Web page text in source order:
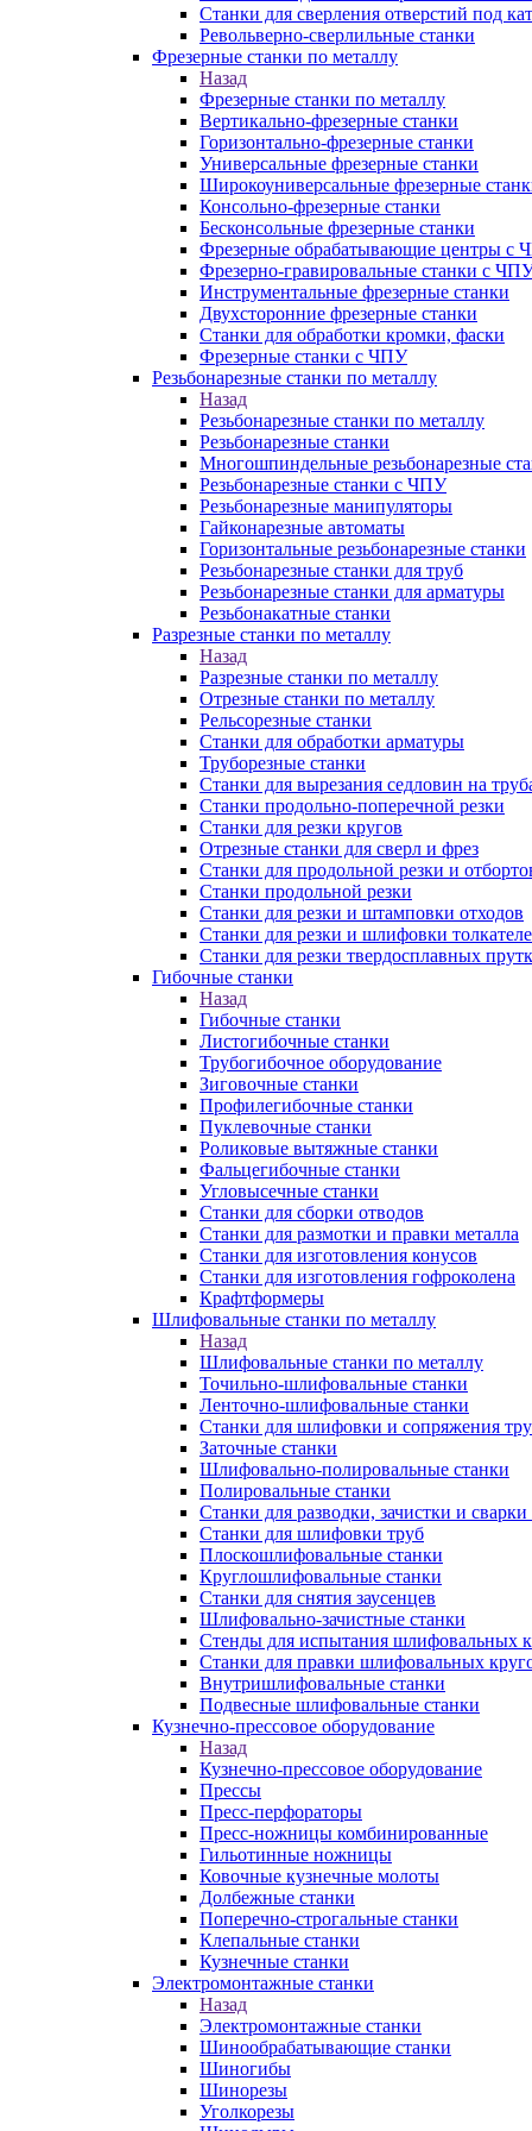
Станки для сверления отверстий под
Револьверно-сверлильные станки
Фрезерные станки по металлу
Назад
Фрезерные станки по металлу
Вертикально-фрезерные станки
Горизонтально-фрезерные станки
Универсальные фрезерные станки
Широкоуниверсальные фрезерные
Консольно-фрезерные станки
Бесконсольные фрезерные станки
Фрезерные обрабатывающие центры с
Фрезерно-гравировальные станки с
Инструментальные фрезерные станки
Двухсторонние фрезерные станки
Станки для обработки кромки, фаски
Фрезерные станки с ЧПУ
Резьбонарезные станки по металлу
Назад
Резьбонарезные станки по металлу
Резьбонарезные станки
Многошпиндельные резьбонарезные
Резьбонарезные станки с ЧПУ
Резьбонарезные манипуляторы
Гайконарезные автоматы
Горизонтальные резьбонарезные станки
Резьбонарезные станки для труб
Резьбонарезные станки для арматуры
Резьбонакатные станки
Разрезные станки по металлу
Назад
Разрезные станки по металлу
Отрезные станки по металлу
Рельсорезные станки
Станки для обработки арматуры
Труборезные станки
Станки для вырезания седловин на
Станки продольно-поперечной резки
Станки для резки кругов
Отрезные станки для сверл и фрез
Станки для продольной резки и
Станки продольной резки
Станки для резки и штамповки отходов
Станки для резки и шлифовки
Станки для резки твердосплавных
Гибочные станки
Назад
Гибочные станки
Листогибочные станки
Трубогибочное оборудование
Зиговочные станки
Профилегибочные станки
Пуклевочные станки
Роликовые вытяжные станки
Фальцегибочные станки
Угловысечные станки
Станки для сборки отводов
Станки для размотки и правки металла
Станки для изготовления конусов
Станки для изготовления гофроколена
Крафтформеры
Шлифовальные станки по металлу
Назад
Шлифовальные станки по металлу
Точильно-шлифовальные станки
Ленточно-шлифовальные станки
Станки для шлифовки и сопряжения
Заточные станки
Шлифовально-полировальные станки
Полировальные станки
Станки для разводки, зачистки и сварки
Станки для шлифовки труб
Плоскошлифовальные станки
Круглошлифовальные станки
Станки для снятия заусенцев
Шлифовально-зачистные станки
Стенды для испытания шлифовальных
Станки для правки шлифовальных
Внутришлифовальные станки
Подвесные шлифовальные станки
Кузнечно-прессовое оборудование
Назад
Кузнечно-прессовое оборудование
Прессы
Пресс-перфораторы
Пресс-ножницы комбинированные
Гильотинные ножницы
Ковочные кузнечные молоты
Долбежные станки
Поперечно-строгальные станки
Клепальные станки
Кузнечные станки
Электромонтажные станки
Назад
Электромонтажные станки
Шинообрабатывающие станки
Шиногибы
Шинорезы
Уголкорезы